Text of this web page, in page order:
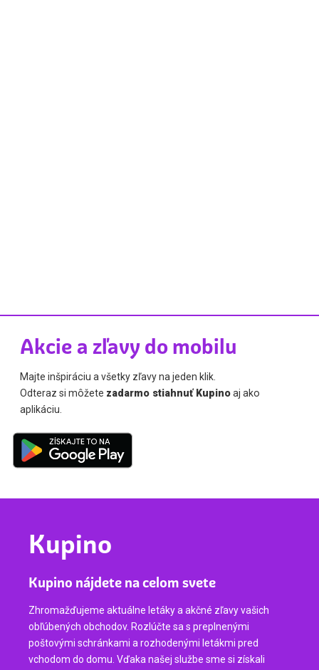
Akcie a zľavy do mobilu
Majte inšpiráciu a všetky zľavy na jeden klik.
Odteraz si môžete zadarmo stiahnuť Kupinoaj ako
aplikáciu.
Kupino
Kupino nájdete na celom svete
Zhromažďujeme aktuálne letáky a akčné zľavy vašich
obľúbených obchodov. Rozlúčte sa s preplnenými
poštovými schránkami a rozhodenými letákmi pred
vchodom do domu. Vďaka našej službe sme si získali